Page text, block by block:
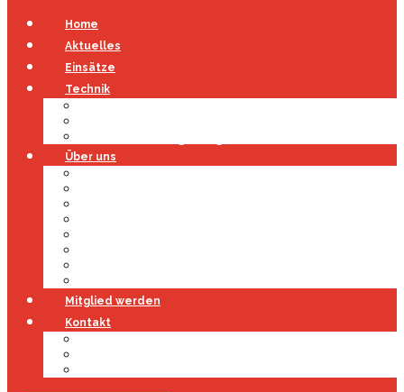
Home
Aktuelles
Einsätze
Technik
Über uns
Mitglied werden
Kontakt